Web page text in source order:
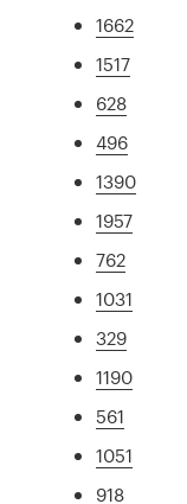
1662
1517
628
496
1390
1957
762
1031
329
1190
561
1051
918